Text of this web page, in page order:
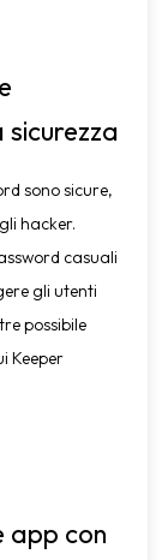
sono sicure,
hacker.
casuali
gli utenti
possibile
Keeper
app con